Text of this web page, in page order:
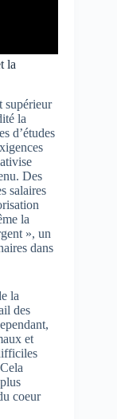
la
supérieur
la
d’études
Des
salaires
la
», un
dans
la
des
et
coeur